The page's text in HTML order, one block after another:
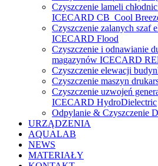
Czyszczenie lameli
ICECARD CB Cool
Czyszczenie zalanych szaf
ICECARD Flood
Czyszczenie i odnawianie
magazynów ICECARD
Czyszczenie elewacji
Czyszczenie maszyn
Czyszczenie uzwojeń
ICECARD HydroDielectric
Odpylanie & Czyszczenie
URZĄDZENIA
AQUALAB
NEWS
MATERIAŁY